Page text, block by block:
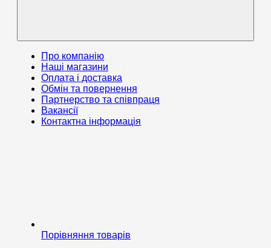
Про компанію
Наші магазини
Оплата і доставка
Обмін та повернення
Партнерство та співпраця
Вакансії
Контактна інформація
Порівняння товарів